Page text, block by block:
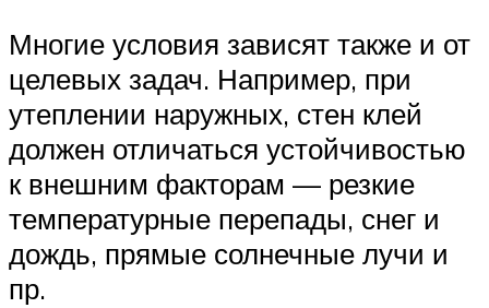
Многие условия зависят также и от
целевых задач. Например, при
утеплении наружных, стен клей
должен отличаться устойчивостью
к внешним факторам — резкие
температурные перепады, снег и
дождь, прямые солнечные лучи и
пр.